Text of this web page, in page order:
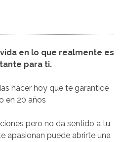
en lo que realmente es
para ti.
hacer hoy que te garantice
en 20 años
pero no da sentido a tu
apasionan puede abrirte una